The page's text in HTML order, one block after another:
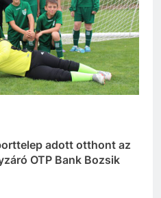
adott otthont az
OTP Bank Bozsik